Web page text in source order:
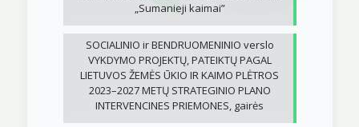
„Sumanieji kaimai”
SOCIALINIO ir BENDRUOMENINIO verslo
VYKDYMO PROJEKTŲ, PATEIKTŲ PAGAL
LIETUVOS ŽEMĖS ŪKIO IR KAIMO PLĖTROS
2023–2027 METŲ STRATEGINIO PLANO
INTERVENCINES PRIEMONES, gairės